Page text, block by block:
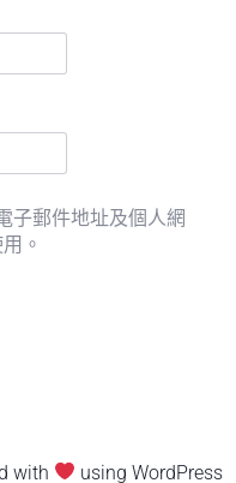
子郵件地址及個人網
。
with using WordPress